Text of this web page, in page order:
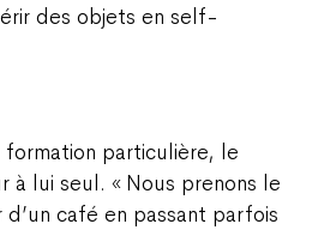
des objets en self-
formation particulière, le
lui seul. « Nous prenons le
café en passant parfois